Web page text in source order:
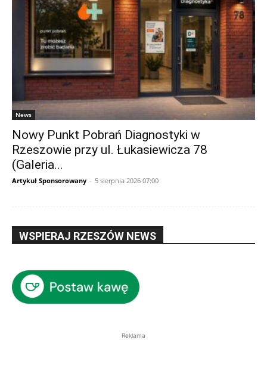
News
Nowy Punkt Pobrań Diagnostyki w
Rzeszowie przy ul. Łukasiewicza 78
(Galeria...
Artykuł Sponsorowany - 5 sierpnia 2026 07:00
WSPIERAJ RZESZÓW NEWS
Reklama